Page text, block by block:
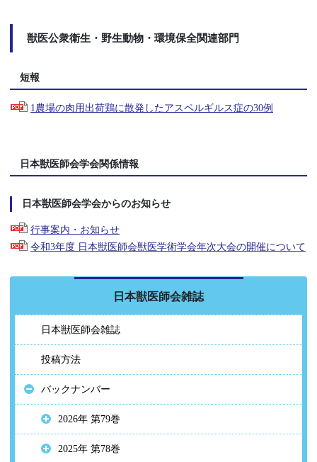
獣医公衆衛生・野生動物・環境保全関連部門
短報
1農場の肉用出荷鶏に散発したアスペルギルス症の30例
日本獣医師会学会関係情報
日本獣医師会学会からのお知らせ
行事案内・お知らせ
令和3年度 日本獣医師会獣医学術学会年次大会の開催について
日本獣医師会雑誌
日本獣医師会雑誌
投稿方法
バックナンバー
2026年 第79巻
2025年 第78巻